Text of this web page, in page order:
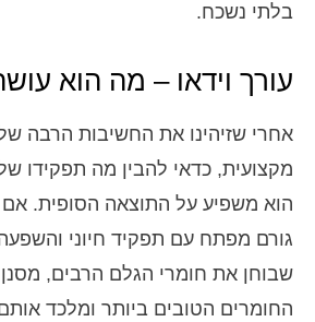
בלתי נשכח.
עורך וידאו – מה הוא
אחרי שזיהינו את החשיבות הרבה של
מקצועית, כדאי להבין מה תפקידו
הוא משפיע על התוצאה הסופית. אם
גורם מפתח עם תפקיד חיוני
שבוחן את חומרי הגלם הרבים,
החומרים הטובים ביותר ומלכד